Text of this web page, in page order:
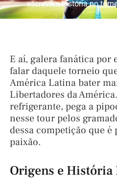
escrevem história no
E aí, galera fanática por
falar daquele torneio
América Latina bater
Libertadores da
refrigerante, pega a
nesse tour pelos
dessa competição que
paixão.
Origens e História